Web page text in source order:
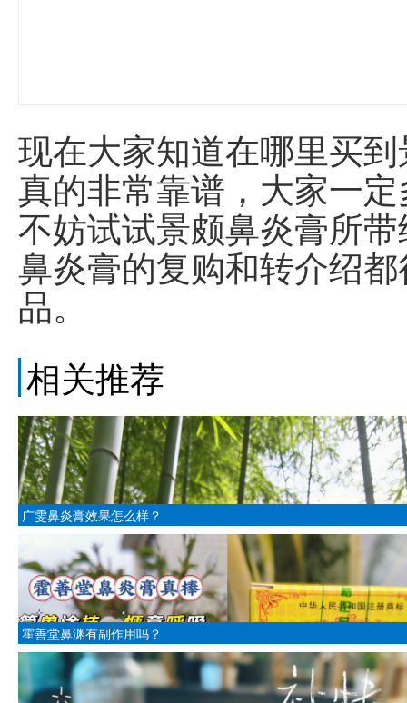
现在大家知道在哪里买
真的非常靠谱，大家一
不妨试试景颇鼻炎膏所
鼻炎膏的复购和转介绍
品。
相关推荐
广雯鼻炎膏效果怎么样？
霍善堂鼻渊有副作用吗？